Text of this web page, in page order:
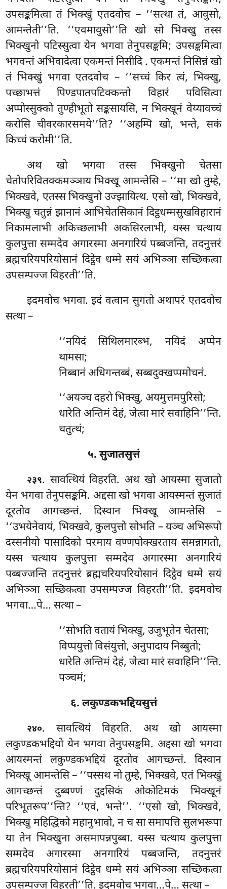
उपसङ्कमित्वा तं भिक्खुं एतदवोच – ‘‘सत्था तं, आवुसो,
आमन्तेती’’ति. ‘‘एवमावुसो’’ति खो सो भिक्खु तस्स
भिक्खुनो पटिस्सुत्वा येन भगवा तेनुपसङ्कमि; उपसङ्कमित्वा
भगवन्तं अभिवादेत्वा एकमन्तं निसीदि. एकमन्तंनिसिन्नं खो
तं भिक्खुं भगवा एतदवोच – ‘‘सच्चं किर त्वं, भिक्खु,
पच्छाभत्तं पिण्डपातपटिक्कन्तो विहारं पविसित्वा
अप्पोस्सुक्को तुण्हीभूतो सङ्कसायसि, न भिक्खूनं वेय्यावच्चं
करोसि चीवरकारसमये’’ति? ‘‘अहम्पि खो, भन्ते, सकं
किच्चं करोमी’’ति.
अथ खो भगवा तस्स भिक्खुनो चेतसा
चेतोपरिवितक्कमञ्ञाय भिक्खू आमन्तेसि – ‘‘मा खो तुम्हे,
भिक्खवे, एतस्स भिक्खुनो उज्झायित्थ. एसो खो, भिक्खवे,
भिक्खु चतुन्नं झानानं आभिचेतसिकानं दिट्ठधम्मसुखविहारानं
निकामलाभी अकिच्छलाभी अकसिरलाभी, यस्स चत्थाय
कुलपुत्ता सम्मदेव अगारस्मा अनगारियं पब्बजन्ति, तदनुत्तरं
ब्रह्मचरियपरियोसानं दिट्ठेव धम्मे सयं अभिञ्ञा सच्छिकत्वा
उपसम्पज्ज विहरती’’ति.
इदमवोच भगवा. इदं वत्वान सुगतो अथापरं एतदवोच
सत्था –
‘‘नयिदं सिथिलमारब्भ, नयिदं अप्पेन
थामसा;
निब्बानं अधिगन्तब्बं, सब्बदुक्खप्पमोचनं.
‘‘अयञ्च दहरो भिक्खु, अयमुत्तमपुरिसो;
धारेति अन्तिमं देहं, जेत्वा मारं सवाहिनि’’न्ति.
चतुत्थं;
५. सुजातसुत्तं
२३९. सावत्थियं विहरति. अथ खो आयस्मा सुजातो
येन भगवा तेनुपसङ्कमि. अद्दसा खो भगवा आयस्मन्तं सुजातं
दूरतोव आगच्छन्तं. दिस्वान भिक्खू आमन्तेसि –
‘‘उभयेनेवायं, भिक्खवे, कुलपुत्तो सोभति – यञ्चअभिरूपो
दस्सनीयो पासादिको परमाय वण्णपोक्खरताय समन्नागतो,
यस्स चत्थाय कुलपुत्ता सम्मदेव अगारस्मा अनगारियं
पब्बज्जन्ति तदनुत्तरं ब्रह्मचरियपरियोसानं दिट्ठेव धम्मे सयं
अभिञ्ञा सच्छिकत्वा उपसम्पज्ज विहरती’’ति. इदमवोच
भगवा…पे… सत्था –
‘‘सोभतिवतायं भिक्खु, उजुभूतेन चेतसा;
विप्पयुत्तो विसंयुत्तो, अनुपादाय निब्बुतो;
धारेति अन्तिमं देहं, जेत्वा मारं सवाहिनि’’न्ति.
पञ्चमं;
६. लकुण्डकभद्दियसुत्तं
२४०. सावत्थियं विहरति. अथ खो आयस्मा
लकुण्डकभद्दियो येन भगवा तेनुपसङ्कमि. अद्दसा खो भगवा
आयस्मन्तं लकुण्डकभद्दियं दूरतोव आगच्छन्तं. दिस्वान
भिक्खू आमन्तेसि – ‘‘पस्सथ नो तुम्हे, भिक्खवे, एतं भिक्खुं
आगच्छन्तं दुब्बण्णं दुद्दसिकं ओकोटिमकं भिक्खूनं
परिभूतरूप’’न्ति? ‘‘एवं, भन्ते’’. ‘‘एसो खो, भिक्खवे,
भिक्खु महिद्धिको महानुभावो, न च सा समापत्ति सुलभरूपा
या तेन भिक्खुना असमापन्नपुब्बा. यस्स चत्थाय कुलपुत्ता
सम्मदेव अगारस्मा अनगारियं पब्बजन्ति, तदनुत्तरं
ब्रह्मचरियपरियोसानं दिट्ठेव धम्मे सयं अभिञ्ञा सच्छिकत्वा
उपसम्पज्ज विहरती’’ति. इदमवोच भगवा…पे… सत्था –